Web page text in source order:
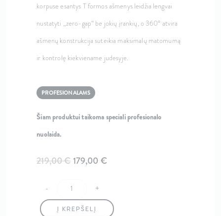
korpuse esantys T formos ašmenys leidžia lengvai
nustatyti „zero-gap“ be jokių įrankių, o 360° atvira
ašmenų konstrukcija suteikia maksimalų matomumą
ir kontrolę kiekviename judesyje.
PROFESIONALAMS
Šiam produktui taikoma speciali profesionalo
nuolaida.
219,00€Original
was:
179,00 €Current
is:
- +
Į KREPŠELĮ